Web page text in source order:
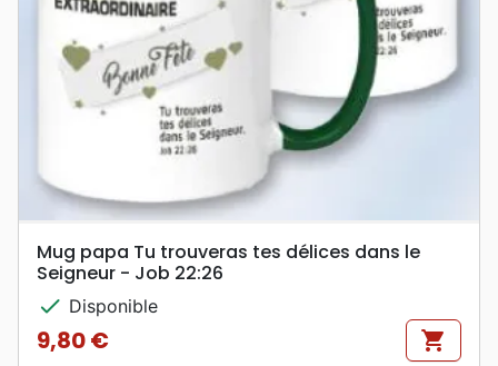
Mug papa Tu trouveras tes délices dans le
Seigneur - Job 22:26
check Disponible
Prix
9,80 € shopping_cart